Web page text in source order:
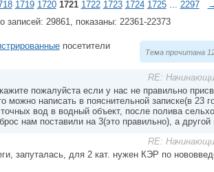
1719 1720 1721 1722 1723 1724 1725... 2297
записей: 29861, показаны: 22361-22373
Тема прочитана
посетители
RE:
пожалуйста если у нас не правильно
можно написать в пояснительной записке(в 23
вод в водный объект, после полива
нам поставили на 3(это правильно), а другой
RE:
запуталась, для 2 кат. нужен КЭР по